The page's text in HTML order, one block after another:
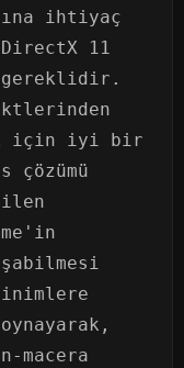
ihtiyaç
11
gereklidir.
için iyi bir
çözümü
macera